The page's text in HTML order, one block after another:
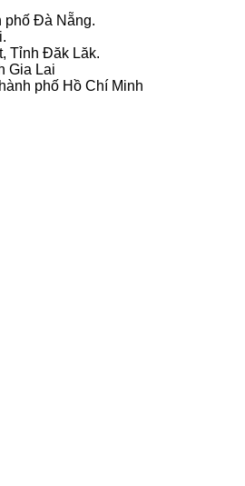
phố Đà Nẵng.
Tỉnh Đăk Lăk.
Gia Lai
phố Hồ Chí Minh